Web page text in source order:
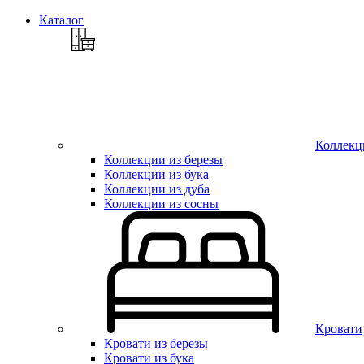
Каталог
Коллекции из березы
Коллекции из бука
Коллекции из дуба
Коллекции из сосны
Кровати
Кровати из березы
Кровати из бука